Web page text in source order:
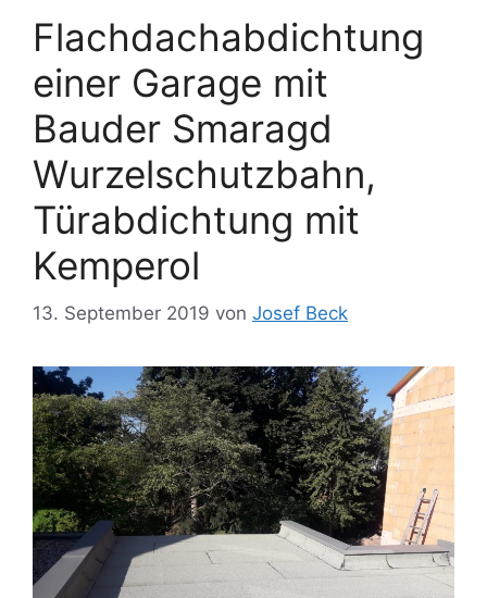
Flachdachabdichtung
einer Garage mit
Bauder Smaragd
Wurzelschutzbahn,
Türabdichtung mit
Kemperol
13. September 2019 von Josef Beck